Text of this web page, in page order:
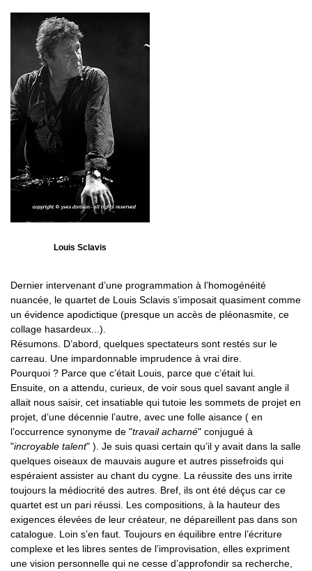
Louis Sclavis
Dernier intervenant d’une programmation à l’homogénéité
nuancée, le quartet de Louis Sclavis s’imposait quasiment comme
un évidence apodictique (presque un accès de pléonasmite, ce
collage hasardeux...).
Résumons. D’abord, quelques spectateurs sont restés sur le
carreau. Une impardonnable imprudence à vrai dire.
Pourquoi ? Parce que c’était Louis, parce que c’était lui.
Ensuite, on a attendu, curieux, de voir sous quel savant angle il
allait nous saisir, cet insatiable qui tutoie les sommets de projet en
projet, d’une décennie l’autre, avec une folle aisance ( en
l’occurrence synonyme de "travail acharné" conjugué à
"incroyable talent" ). Je suis quasi certain qu’il y avait dans la salle
quelques oiseaux de mauvais augure et autres pissefroids qui
espéraient assister au chant du cygne. La réussite des uns irrite
toujours la médiocrité des autres. Bref, ils ont été déçus car ce
quartet est un pari réussi. Les compositions, à la hauteur des
exigences élevées de leur créateur, ne dépareillent pas dans son
catalogue. Loin s’en faut. Toujours en équilibre entre l’écriture
complexe et les libres sentes de l’improvisation, elles expriment
une vision personnelle qui ne cesse d’approfondir sa recherche,